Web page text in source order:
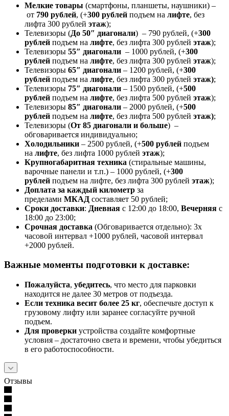
Мелкие товары (смартфоны, планшеты, наушники) –
от 790 рублей, (+300 рублей подъем на лифте, без
лифта 300 рублей этаж);
Телевизоры (До 50″ диагонали) – 790 рублей, (+300
рублей подъем на лифте, без лифта 300 рублей этаж);
Телевизоры 55″ диагонали – 1000 рублей, (+300
рублей подъем на лифте, без лифта 300 рублей этаж);
Телевизоры 65″ диагонали – 1200 рублей, (+300
рублей подъем на лифте, без лифта 300 рублей этаж);
Телевизоры 75″ диагонали – 1500 рублей, (+500
рублей подъем на лифте, без лифта 500 рублей этаж);
Телевизоры 85″ диагонали – 2000 рублей, (+500
рублей подъем на лифте, без лифта 500 рублей этаж);
Телевизоры (От 85 диагонали и больше) –
обговаривается индивидуально;
Холодильники – 2500 рублей, (+500 рублей подъем
на лифте, без лифта 1000 рублей этаж);
Крупногабаритная техника (стиральные машины,
варочные панели и т.п.) – 1000 рублей, (+300
рублей подъем на лифте, без лифта 300 рублей этаж);
Доплата за каждый километр за
пределами МКАД составляет 50 рублей;
Сроки доставки: Дневная с 12:00 до 18:00, Вечерняя с
18:00 до 23:00;
Срочная доставка (Обговаривается отдельно): 3х
часовой интервал +1000 рублей, часовой интервал
+2000 рублей.
Важные моменты подготовки к доставке:
Пожалуйста, убедитесь, что место для парковки
находится не далее 30 метров от подъезда.
Если техника весит более 25 кг, обеспечьте доступ к
грузовому лифту или заранее согласуйте ручной
подъем.
Для проверки устройства создайте комфортные
условия – достаточно света и времени, чтобы убедиться
в его работоспособности.
Отзывы